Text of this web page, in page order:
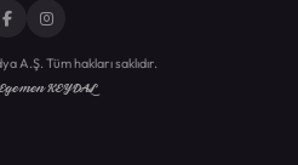
A.Ş. Tüm hakları saklıdır.
Egemen KEYDAL